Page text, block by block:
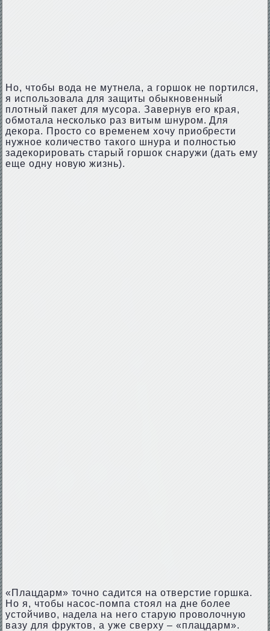
Но, чтобы вода не мутнела, а горшок не портился,
я использовала для защиты обыкновенный
плотный пакет для мусора. Завернув его края,
обмотала несколько раз витым шнуром. Для
декора. Просто со временем хочу приобрести
нужное количество такого шнура и полностью
задекорировать старый горшок снаружи (дать ему
еще одну новую жизнь).
«Плацдарм» точно садится на отверстие горшка.
Но я, чтобы насос-помпа стоял на дне более
устойчиво, надела на него старую проволочную
вазу для фруктов, а уже сверху – «плацдарм».